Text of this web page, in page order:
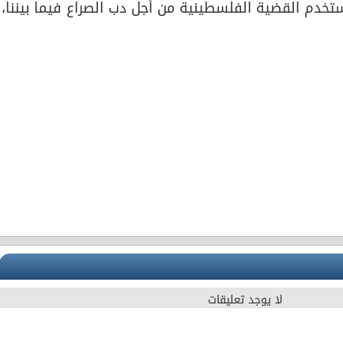
القضية الفلسطينية من أجل دب الصراع فيما بيننا،
لا يوجد تعليقات